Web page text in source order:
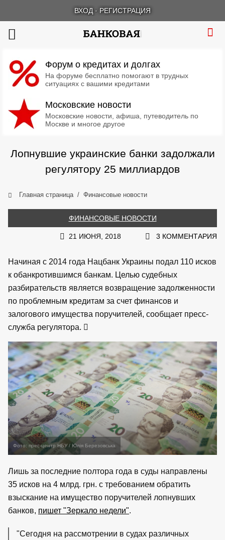
ВХОД · РЕГИСТРАЦИЯ
Форум о кредитах и долгах
На форуме бесплатно помогают в трудных
ситуациях с вашими кредитами
Московские новости
Московские новости, афиша, путеводитель по
Москве и многое другое
Лопнувшие украинские банки задолжали
регулятору 25 миллиардов
Главная страница Финансовые новости
ФИНАНСОВЫЕ НОВОСТИ
21 ИЮНЯ, 2018 3 КОММЕНТАРИЯ
Начиная с 2014 года Нацбанк Украины подал 110 исков
к обанкротившимся банкам. Целью судебных
разбирательств является возвращение задолженности
по проблемным кредитам за счет финансов и
залогового имущества поручителей, сообщает пресс-
служба регулятора.
Фото: прес-центр НБУ / Юлія Березовська
Лишь за последние полтора года в суды направлены
35 исков на 4 млрд. грн. с требованием обратить
взыскание на имущество поручителей лопнувших
банков, пишет "Зеркало недели".
"Сегодня на рассмотрении в судах различных